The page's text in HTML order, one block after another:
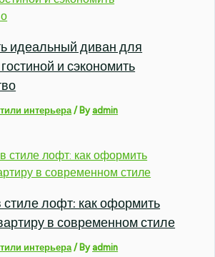
идеальный диван для
и сэкономить
интерьера/ Byadmin
стиле лофт: как оформить
в современном стиле
интерьера/ Byadmin